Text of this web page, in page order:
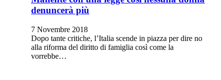
denuncerà più
7 Novembre 2018
Dopo tante critiche, l’Italia scende in piazza per dire no
alla riforma del diritto di famiglia così come la
vorrebbe…